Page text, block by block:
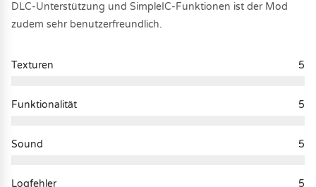
DLC-Unterstützung und SimpleIC-Funktionen ist der Mod
zudem sehr benutzerfreundlich.
Texturen 5
Funktionalität 5
Sound 5
Logfehler 5